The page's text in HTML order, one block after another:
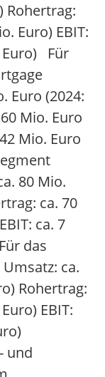
Rohertrag:
Euro) EBIT:
Euro) Für
Euro (2024:
Mio. Euro
Mio. Euro
80 Mio.
ca. 70
ca. 7
das
ca.
Rohertrag:
EBIT:
und